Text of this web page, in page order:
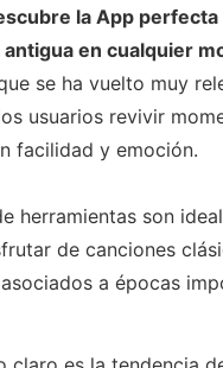
la App
antigua en cualquier
se ha vuelto muy
usuarios revivir
facilidad y emoción.
herramientas son
de canciones
a épocas